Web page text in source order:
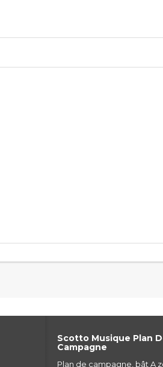
Scotto Musique Plan
Campagne
Plan de campagne, bât A